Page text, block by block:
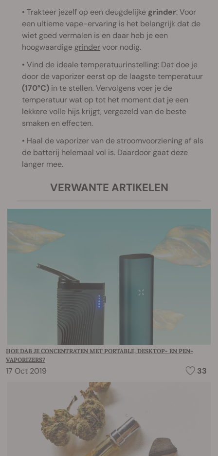
• Trakteer jezelf op een deugdelijke grinder: Voor
een ultieme vape-ervaring is het belangrijk dat de
wiet goed vermalen is en daar heb je een
hoogwaardige grindervoor nodig.
• Vind de ideale temperatuurinstelling: Dat doe je
door de vaporizer eerst op de laagste temperatuur
(170°C) in te stellen. Vervolgens voer je de
temperatuur wat op tot het moment dat je een
lekkere volle hijs krijgt, vergezeld van de beste
smaken en effecten.
• Haal de vaporizer van de stroomvoorziening af als
de batterij helemaal vol is. Daardoor gaat deze
langer mee.
VERWANTE ARTIKELEN
HOE DAB JE CONCENTRATEN MET PORTABLE, DESKTOP- EN PEN-
VAPORIZERS?
17 Oct 2019 33